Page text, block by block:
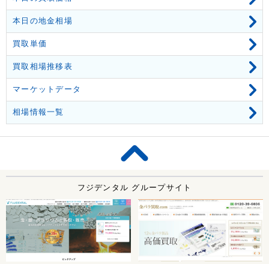
本日の地金相場
買取単価
買取相場推移表
マーケットデータ
相場情報一覧
フジデンタル グループサイト